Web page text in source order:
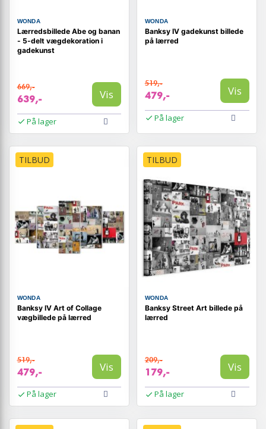
WONDA
Lærredsbillede Abe og banan
- 5-delt vægdekoration i
gadekunst
669,-
639,- Vis
På lager
WONDA
Banksy IV gadekunst billede
på lærred
519,-
479,- Vis
På lager
TILBUD
WONDA
Banksy IV Art of Collage
vægbillede på lærred
519,-
479,- Vis
På lager
TILBUD
WONDA
Banksy Street Art billede på
lærred
209,-
179,- Vis
På lager